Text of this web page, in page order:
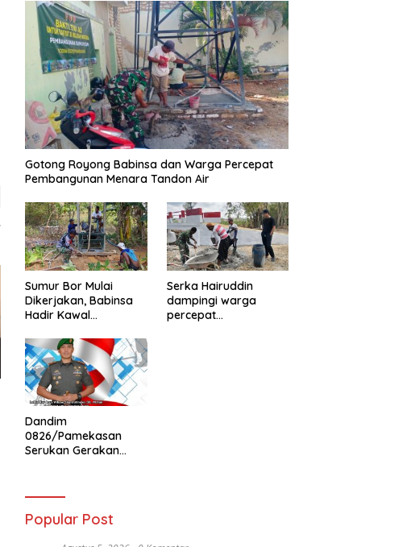
Gotong Royong Babinsa dan Warga Percepat
Pembangunan Menara Tandon Air
Sumur Bor Mulai
Dikerjakan, Babinsa
Hadir Kawal
Warga
Serka Hairuddin
dampingi warga
percepat
Dandim
0826/Pamekasan
Serukan Gerakan
HUT Ke-81 RI
Popular Post